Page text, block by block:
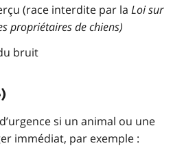
(race interdite par la Loi sur
propriétaires de chiens)
bruit
si un animal ou une
immédiat, par exemple :